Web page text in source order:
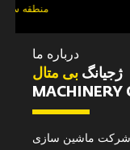
درباره ما
ژجیانگبی متال
MACHINERY
شرکت ماشین سازی